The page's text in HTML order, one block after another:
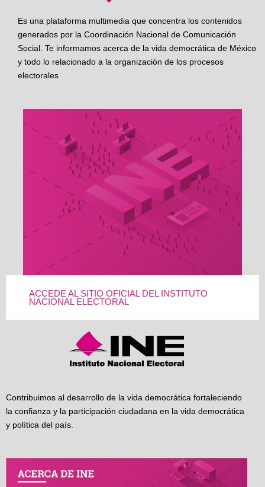
Es una plataforma multimedia que concentra los contenidos
generados por la Coordinación Nacional de Comunicación
Social. Te informamos acerca de la vida democrática de México
y todo lo relacionado a la organización de los procesos
electorales
ACCEDE AL SITIO OFICIAL DEL INSTITUTO
NACIONAL ELECTORAL
Contribuimos al desarrollo de la vida democrática fortaleciendo
la confianza y la participación ciudadana en la vida democrática
y política del país.